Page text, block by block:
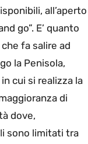
all’aperto
go”. E’ quanto
fa salire ad
la Penisola,
cui si realizza la
di
dove,
sono limitati tra